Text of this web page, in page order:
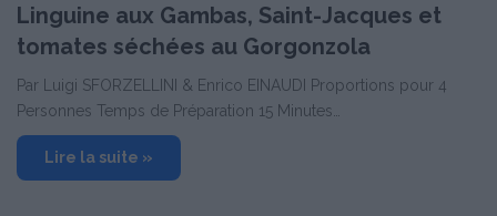
Linguine aux Gambas, Saint-Jacques et
tomates séchées au Gorgonzola
Par Luigi SFORZELLINI & Enrico EINAUDI Proportions pour 4
Personnes Temps de Préparation 15 Minutes…
Lire la suite »